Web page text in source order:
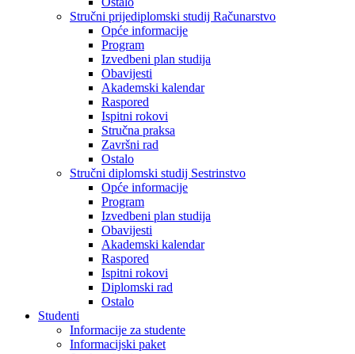
Stručni prijediplomski studij Računarstvo
Opće informacije
Program
Izvedbeni plan studija
Obavijesti
Akademski kalendar
Raspored
Ispitni rokovi
Stručna praksa
Završni rad
Ostalo
Stručni diplomski studij Sestrinstvo
Opće informacije
Program
Izvedbeni plan studija
Obavijesti
Akademski kalendar
Raspored
Ispitni rokovi
Diplomski rad
Ostalo
Studenti
Informacije za studente
Informacijski paket